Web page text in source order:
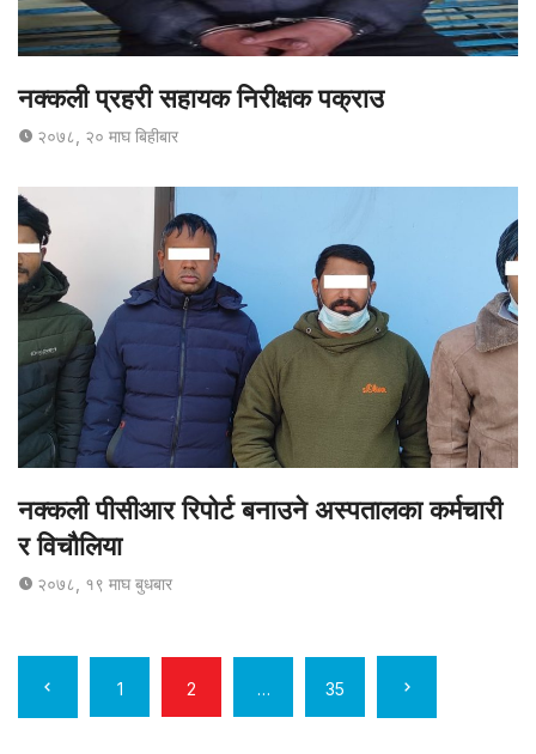
नक्कली प्रहरी सहायक निरीक्षक पक्राउ
२०७८, २० माघ बिहीबार
नक्कली पीसीआर रिपोर्ट बनाउने अस्पतालका कर्मचारी
र विचौलिया
२०७८, १९ माघ बुधबार
लेखहरुकाे
1 2 … 35